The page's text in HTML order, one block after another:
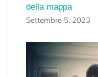
della mappa
Settembre 5, 2023